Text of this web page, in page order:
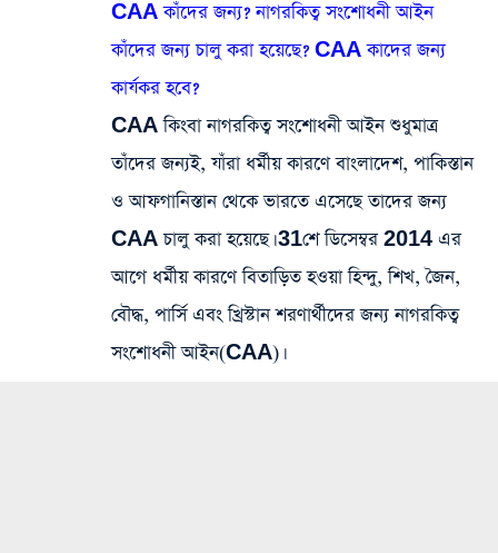
CAA কাঁদের জন্য? নাগরকিত্ব সংশোধনী আইন
কাঁদের জন্য চালু করা হয়েছে? CAA কাদের জন্য
কার্যকর হবে?
CAA কিংবা নাগরকিত্ব সংশোধনী আইন শুধুমাত্র
তাঁদের জন্যই, যাঁরা ধর্মীয় কারণে বাংলাদেশ, পাকিস্তান
ও আফগানিস্তান থেকে ভারতে এসেছে তাদের জন্য
CAA চালু করা হয়েছে। 31শে ডিসেম্বর 2014 এর
আগে ধর্মীয় কারণে বিতাড়িত হওয়া হিন্দু, শিখ, জৈন,
বৌদ্ধ, পার্সি এবং খ্রিস্টান শরণার্থীদের জন্য নাগরকিত্ব
সংশোধনী আইন(CAA)।